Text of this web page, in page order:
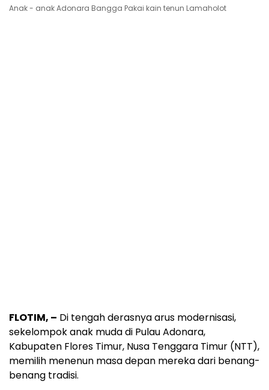
Anak - anak Adonara Bangga Pakai kain tenun Lamaholot
FLOTIM, – Di tengah derasnya arus modernisasi,
sekelompok anak muda di Pulau Adonara,
Kabupaten Flores Timur, Nusa Tenggara Timur (NTT),
memilih menenun masa depan mereka dari benang-
benang tradisi.